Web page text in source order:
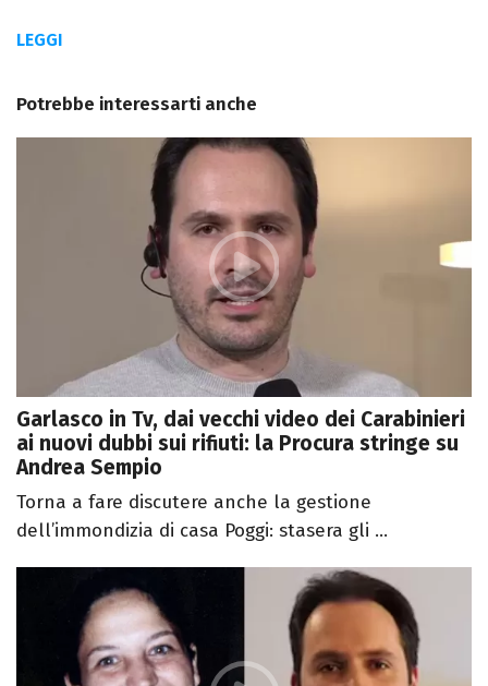
LEGGI
Potrebbe interessarti anche
Garlasco in Tv, dai vecchi video dei Carabinieri
ai nuovi dubbi sui rifiuti: la Procura stringe su
Andrea Sempio
Torna a fare discutere anche la gestione
dell’immondizia di casa Poggi: stasera gli ...